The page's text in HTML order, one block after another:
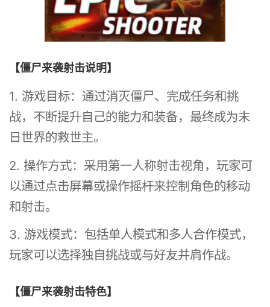
【僵尸来袭射击说明】
1. 游戏目标：通过消灭僵尸、完成任务和挑
战，不断提升自己的能力和装备，最终成为末
日世界的救世主。
2. 操作方式：采用第一人称射击视角，玩家可
以通过点击屏幕或操作摇杆来控制角色的移动
和射击。
3. 游戏模式：包括单人模式和多人合作模式，
玩家可以选择独自挑战或与好友并肩作战。
【僵尸来袭射击特色】